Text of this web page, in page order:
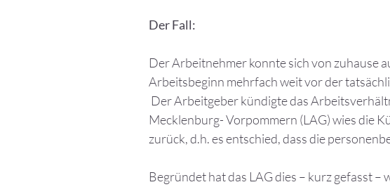
Der Fall:
Der Arbeitnehmer konnte sich von zuhause
Arbeitsbeginn mehrfach weit vor der
Der Arbeitgeber kündigte das
Mecklenburg- Vorpommern (LAG) wies die
zurück, d.h. es entschied, dass die
Begründet hat das LAG dies – kurz gefasst